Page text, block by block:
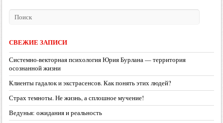
СВЕЖИЕ ЗАПИСИ
Системно-векторная психология Юрия Бурлана — территория
осознанной жизни
Клиенты гадалок и экстрасенсов. Как понять этих людей?
Страх темноты. Не жизнь, а сплошное мучение!
Ведунья: ожидания и реальность